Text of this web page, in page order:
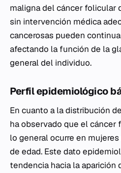
maligna del cáncer folicular
sin intervención médica
cancerosas pueden
afectando la función de la
general del individuo.
Perfil epidemiológico
En cuanto a la distribución
ha observado que el
lo general ocurre en
de edad. Este dato
tendencia hacia la aparición